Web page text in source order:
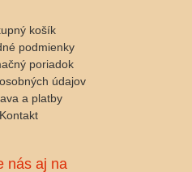
košík
podmienky
poriadok
údajov
a platby
Kontakt
nás aj na